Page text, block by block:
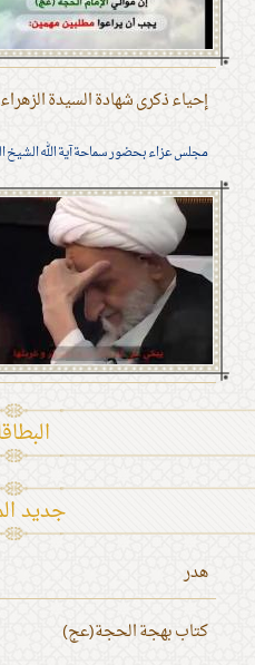
إحياء ذكرى شهادة السيدة
مجلس عزاء بحضور سماحة آية الله الشيخ
جديد
هدر
كتاب بهجة الحجة(عج)